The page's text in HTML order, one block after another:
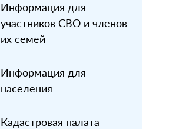
Информация для
участников СВО и членов
их семей
Информация для
населения
Кадастровая палата